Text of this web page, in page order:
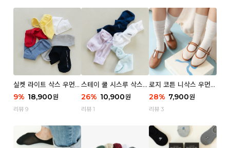
실켓 라이트 삭스 우먼 3
P
9% 18,900원
리뷰 9
스테이 쿨 시스루 삭스
우먼 2P
26% 10,900원
리뷰 1
로지 코튼 니삭스 우먼 1
P
28% 7,900원
리뷰 3